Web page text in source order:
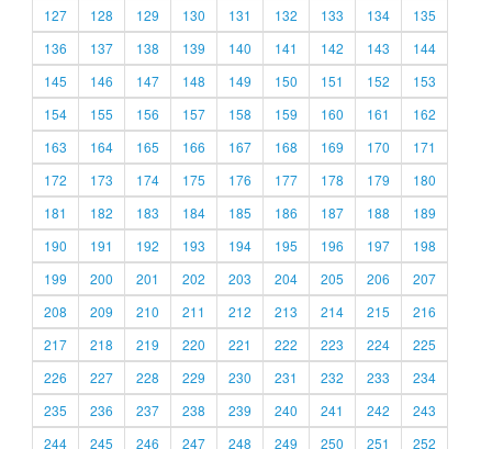
127
128 129 130 131 132 133 134
135
136
137 138 139 140 141 142 143
144
145
146 147 148 149 150 151 152
153
154
155 156 157 158 159 160 161
162
163
164 165 166 167 168 169 170
171
172
173 174 175 176 177 178 179
180
181
182 183 184 185 186 187 188
189
190
191 192 193 194 195 196 197
198
199
200 201 202 203 204 205 206
207
208
209 210 211 212 213 214 215
216
217
218 219 220 221 222 223 224
225
226
227 228 229 230 231 232 233
234
235
236 237 238 239 240 241 242
243
244
245 246 247 248 249 250 251 252